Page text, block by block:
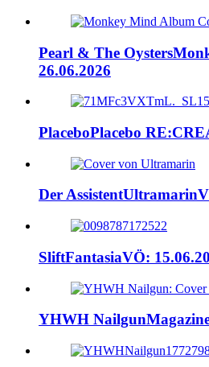
Pearl & The Oysters
26.06.2026
PlaceboPlacebo
Der AssistentUltramarin
SliftFantasiaVÖ:
YHWH Nailgun